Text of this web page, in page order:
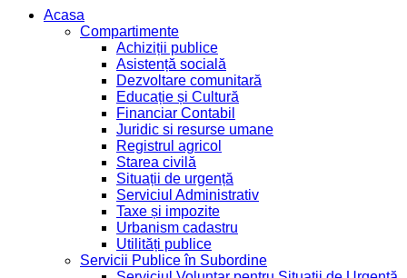
Acasa
Compartimente
Achiziții publice
Asistență socială
Dezvoltare comunitară
Educație și Cultură
Financiar Contabil
Juridic si resurse umane
Registrul agricol
Starea civilă
Situații de urgență
Serviciul Administrativ
Taxe și impozite
Urbanism cadastru
Utilități publice
Servicii Publice în Subordine